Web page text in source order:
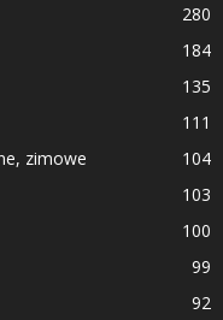
280
184
135
111
zimowe
104
103
100
99
92